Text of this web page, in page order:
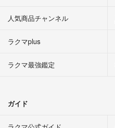
人気商品チャンネル
ラクマplus
ラクマ最強鑑定
ガイド